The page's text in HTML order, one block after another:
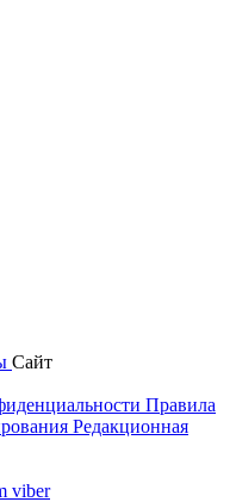
Сайт
Правила
Редакционная
viber